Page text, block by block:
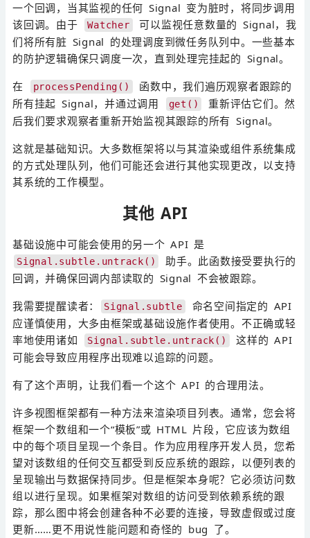
一个回调，当其监视的任何 Signal 变为脏时，将同步调用
该回调。由于
Watcher
可以监视任意数量的 Signal，我
们将所有脏 Signal 的处理调度到微任务队列中。一些基本
的防护逻辑确保只调度一次，直到处理完挂起的 Signal。
在
processPending()
函数中，我们遍历观察者跟踪的
所有挂起 Signal，并通过调用
get()
重新评估它们。然
后我们要求观察者重新开始监视其跟踪的所有 Signal。
这就是基础知识。大多数框架将以与其渲染或组件系统集成
的方式处理队列，他们可能还会进行其他实现更改，以支持
其系统的工作模型。
其他 API
基础设施中可能会使用的另一个 API 是
Signal.subtle.untrack()
助手。此函数接受要执行的
回调，并确保回调内部读取的 Signal 不会被跟踪。
我需要提醒读者：
Signal.subtle
命名空间指定的 API
应谨慎使用，大多由框架或基础设施作者使用。不正确或轻
率地使用诸如
Signal.subtle.untrack()
这样的 API
可能会导致应用程序出现难以追踪的问题。
有了这个声明，让我们看一个这个 API 的合理用法。
许多视图框架都有一种方法来渲染项目列表。通常，您会将
框架一个数组和一个“模板”或 HTML 片段，它应该为数组
中的每个项目呈现一个条目。作为应用程序开发人员，您希
望对该数组的任何交互都受到反应系统的跟踪，以便列表的
呈现输出与数据保持同步。但是框架本身呢？它必须访问数
组以进行呈现。如果框架对数组的访问受到依赖系统的跟
踪，那么图中将会创建各种不必要的连接，导致虚假或过度
更新……更不用说性能问题和奇怪的 bug 了。